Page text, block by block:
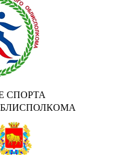
СПОРТА